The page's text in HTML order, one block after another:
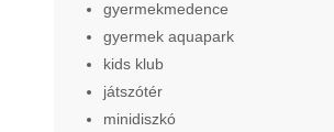
gyermekmedence
gyermek aquapark
kids klub
játszótér
minidiszkó